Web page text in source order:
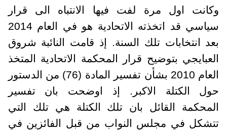
وكانت اول مرة لفت فيها الانتباه الى قرار
سياسي قد اتخذته الاتحادية هو في العام 2014
بعد انتخابات تلك السنة. إذ قامت النائبة شروق
العبايجي بتوضيح قرار المحكمة الاتحادية المتخذ
العام 2010 بشأن تفسير المادة (76) من الدستور
حول الكتلة الاكبر. إذ اوضحت بان تفسير
المحكمة القائل بان تلك الكتلة هي تلك التي
تتشكل في مجلس النواب من قبل الفائزين في